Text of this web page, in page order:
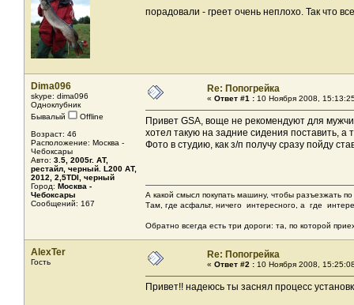
порадовали - греет очень неплохо. Так
Dima096
skype: dima096
Одноклубник
Бывалый
Offline
Возраст: 46
Расположение: Москва -
Чебоксары
Авто: 3.5, 2005г. АТ,
рестайл, черный. L200 АТ,
2012, 2,5TDI, черный
Город: Москва -
Чебоксары
Сообщений: 167
Re: Попогрейка
« Ответ #1 : 10 Ноября 2008,
Привет GSA, воще не рекомендуют для
хотел такую на задние сидения поставить,
Фото в студию, как з/п получу сразу пойду
А какой смысл покупать машину, чтобы разъезжать
Там, где асфальт, ничего интересного, а где
Обратно всегда есть три дороги: та, по которой
AlexTer
Гость
Re: Попогрейка
« Ответ #2 : 10 Ноября 2008,
Привет!! надеюсь ты заснял процесс